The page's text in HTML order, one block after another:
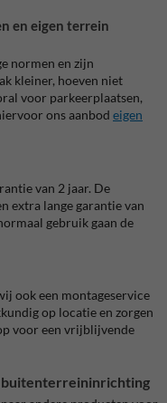
en eigen terrein
normen en zijn
kleiner, hoeven niet
voor parkeerplaatsen,
ons aanbod eigen
van 2 jaar. De
extra lange garantie van
gebruik gaan de
ook een montageservice
op locatie en zorgen
voor een vrijblijvende